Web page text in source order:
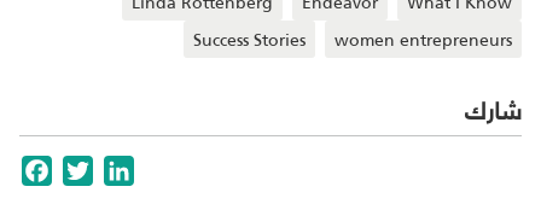
women entrepreneurs
Success Stories
شارك
TwitterLinkedIn